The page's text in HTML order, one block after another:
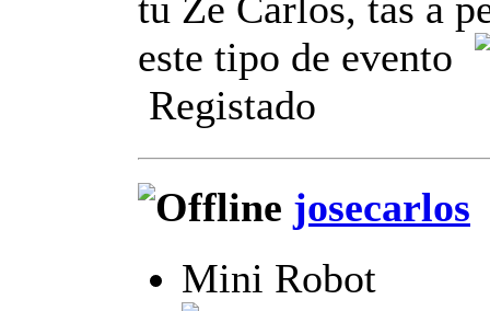
este tipo de evento
Registado
josecarlos
Mini Robot